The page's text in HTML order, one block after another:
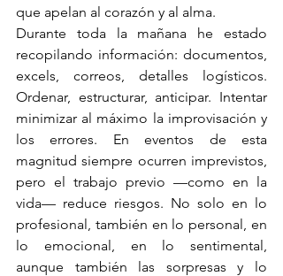
que apelan al corazón y al alma.
Durante toda la mañana he estado
recopilando información: documentos,
excels, correos, detalles logísticos.
Ordenar, estructurar, anticipar. Intentar
minimizar al máximo la improvisación y
los errores. En eventos de esta
magnitud siempre ocurren imprevistos,
pero el trabajo previo —como en la
vida— reduce riesgos. No solo en lo
profesional, también en lo personal, en
lo emocional, en lo sentimental,
aunque también las sorpresas y lo